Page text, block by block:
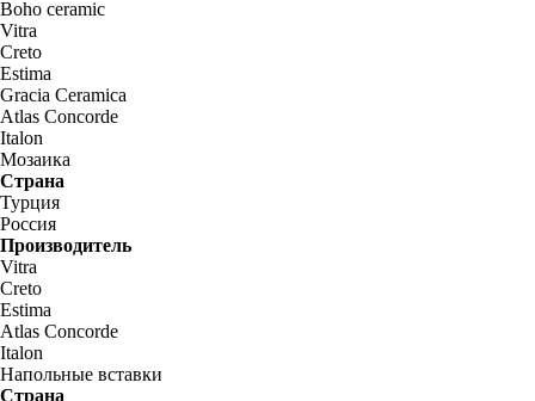
Boho ceramic
Vitra
Creto
Estima
Gracia Ceramica
Atlas Concorde
Italon
Мозаика
Страна
Турция
Россия
Производитель
Vitra
Creto
Estima
Atlas Concorde
Italon
Напольные вставки
Страна